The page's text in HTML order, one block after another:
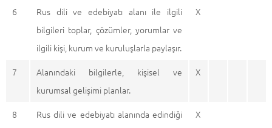
6
Rus dili ve edebiyatı alanı ile ilgili
bilgileri toplar, çözümler, yorumlar ve
ilgili kişi, kurum ve kuruluşlarla paylaşır.
X
7
Alanındaki bilgilerle, kişisel ve
kurumsal gelişimi planlar.
X
8
Rus dili ve edebiyatı alanında edindiği
X